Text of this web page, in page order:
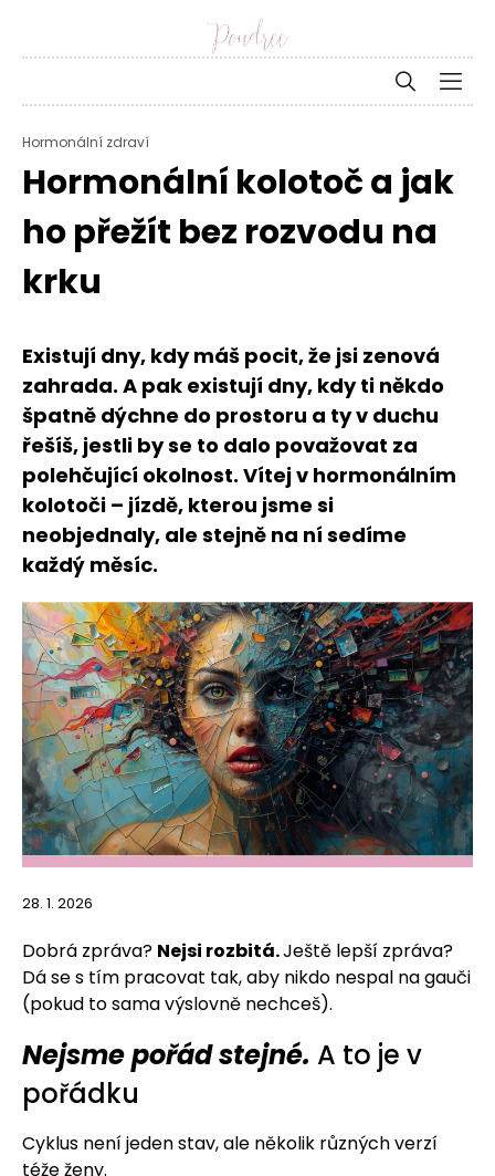
Hormonální zdraví
Hormonální kolotoč a jak
ho přežít bez rozvodu na
krku
Existují dny, kdy máš pocit, že jsi zenová
zahrada. A pak existují dny, kdy ti někdo
špatně dýchne do prostoru a ty v duchu
řešíš, jestli by se to dalo považovat za
polehčující okolnost. Vítej v hormonálním
kolotoči – jízdě, kterou jsme si
neobjednaly, ale stejně na ní sedíme
každý měsíc.
28. 1. 2026
Dobrá zpráva? Nejsi rozbitá.Ještě lepší zpráva?
Dá se s tím pracovat tak, aby nikdo nespal na gauči
(pokud to sama výslovně nechceš).
Nejsme pořád stejné. A to je v
pořádku
Cyklus není jeden stav, ale několik různých verzí
téže ženy.